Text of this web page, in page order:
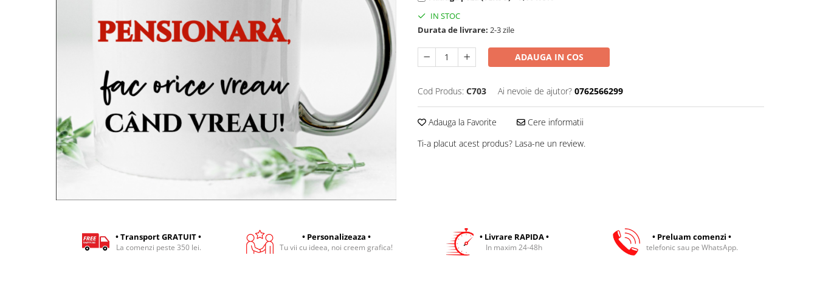
Etichete pentru sticla de vin
Cadouri Personalizate Unice
Sorturi Personalizate
Cadouri pentru Doctori
IN STOC
Durata de livrare: 2-3 zile
ADAUGA IN COS
Cod Produs: C703 Ai nevoie de ajutor? 0762566299
Adauga la Favorite
Cere informatii
Ti-a placut acest produs? Lasa-ne un review.
• Transport GRATUIT •
La comenzi peste 350 lei.
• Personalizeaza •
Tu vii cu ideea, noi creem grafica!
• Livrare RAPIDA •
In maxim 24-48h
• Preluam comenzi •
telefonic sau pe WhatsApp.